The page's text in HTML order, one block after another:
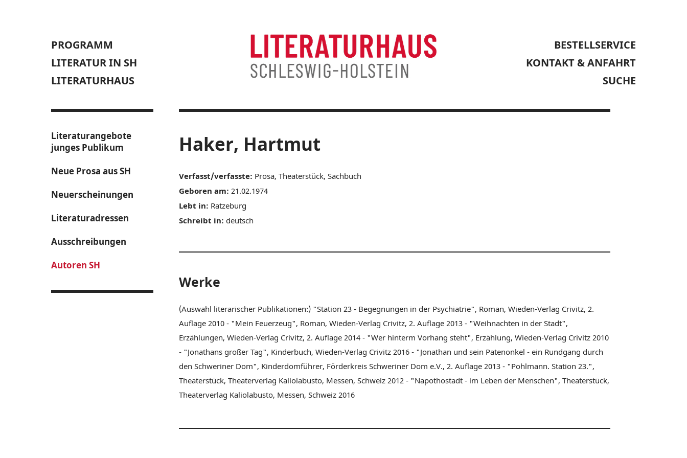
Literaturangebote
junges Publikum
Neue Prosa aus SH
Neuerscheinungen
Literaturadressen
Ausschreibungen
Autoren SH
Haker, Hartmut
Verfasst/verfasste: Prosa, Theaterstück, Sachbuch
Geboren am: 21.02.1974
Lebt in: Ratzeburg
Schreibt in: deutsch
Werke
(Auswahl literarischer Publikationen:) "Station 23 - Begegnungen in der Psychiatrie", Roman, Wieden-Verlag Crivitz, 2.
Auflage 2010 - "Mein Feuerzeug", Roman, Wieden-Verlag Crivitz, 2. Auflage 2013 - "Weihnachten in der Stadt",
Erzählungen, Wieden-Verlag Crivitz, 2. Auflage 2014 - "Wer hinterm Vorhang steht", Erzählung, Wieden-Verlag Crivitz 2010
- "Jonathans großer Tag", Kinderbuch, Wieden-Verlag Crivitz 2016 - "Jonathan und sein Patenonkel - ein Rundgang durch
den Schweriner Dom", Kinderdomführer, Förderkreis Schweriner Dom e.V., 2. Auflage 2013 - "Pohlmann. Station 23.",
Theaterstück, Theaterverlag Kaliolabusto, Messen, Schweiz 2012 - "Napothostadt - im Leben der Menschen", Theaterstück,
Theaterverlag Kaliolabusto, Messen, Schweiz 2016
PROGRAMM
LITERATUR IN SH
LITERATURHAUS
BESTELLSERVICE
KONTAKT & ANFAHRT
SUCHE